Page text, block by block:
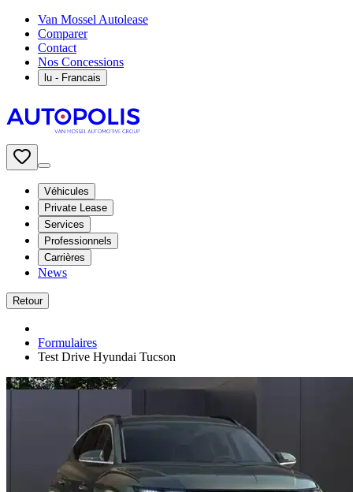
Van Mossel Autolease
Comparer
Contact
Nos Concessions
lu - Francais
Véhicules
Private Lease
Services
Professionnels
Carrières
News
Retour
Formulaires
Test Drive Hyundai Tucson